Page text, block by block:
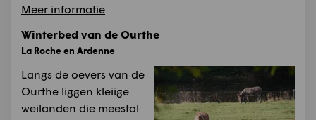
Meer informatie
Winterbed van de Ourthe
La Roche en Ardenne
Langs de oevers van de
Ourthe liggen kleiige
weilanden die meestal